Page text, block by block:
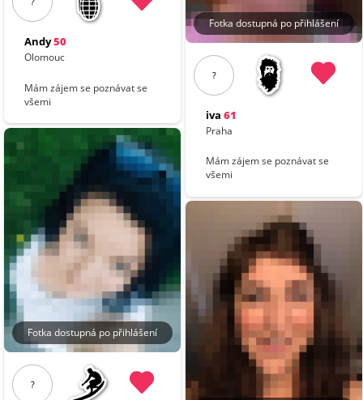
Andy50
Olomouc
Mám zájem se poznávat se
všemi
Fotka dostupná po přihlášení
?
Fotka dostupná po přihlášení
?
iva 61
Praha
Mám zájem se poznávat se
všemi